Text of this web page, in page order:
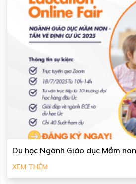
Du học Ngành Giáo dục Mầm
XEM THÊM